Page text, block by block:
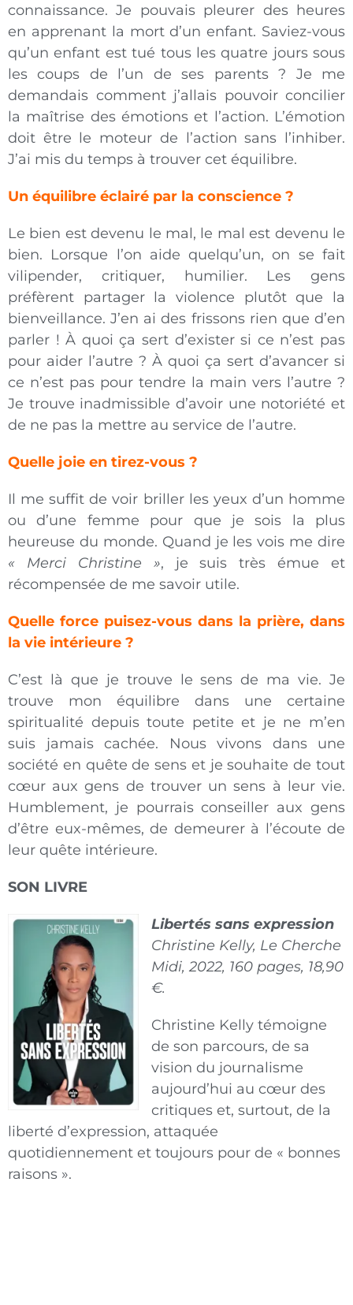
connaissance. Je pouvais pleurer des heures
en apprenant la mort d’un enfant. Saviez-vous
qu’un enfant est tué tous les quatre jours sous
les coups de l’un de ses parents ? Je me
demandais comment j’allais pouvoir concilier
la maîtrise des émotions et l’action. L’émotion
doit être le moteur de l’action sans l’inhiber.
J’ai mis du temps à trouver cet équilibre.
Un équilibre éclairé par la conscience ?
Le bien est devenu le mal, le mal est devenu le
bien. Lorsque l’on aide quelqu’un, on se fait
vilipender, critiquer, humilier. Les gens
préfèrent partager la violence plutôt que la
bienveillance. J’en ai des frissons rien que d’en
parler ! À quoi ça sert d’exister si ce n’est pas
pour aider l’autre ? À quoi ça sert d’avancer si
ce n’est pas pour tendre la main vers l’autre ?
Je trouve inadmissible d’avoir une notoriété et
de ne pas la mettre au service de l’autre.
Quelle joie en tirez-vous ?
Il me suffit de voir briller les yeux d’un homme
ou d’une femme pour que je sois la plus
heureuse du monde. Quand je les vois me dire
« Merci Christine », je suis très émue et
récompensée de me savoir utile.
Quelle force puisez-vous dans la prière, dans
la vie intérieure ?
C’est là que je trouve le sens de ma vie. Je
trouve mon équilibre dans une certaine
spiritualité depuis toute petite et je ne m’en
suis jamais cachée. Nous vivons dans une
société en quête de sens et je souhaite de tout
cœur aux gens de trouver un sens à leur vie.
Humblement, je pourrais conseiller aux gens
d’être eux-mêmes, de demeurer à l’écoute de
leur quête intérieure.
SON LIVRE
Libertés sans expression
Christine Kelly, Le Cherche
Midi, 2022, 160 pages, 18,90
€.
Christine Kelly témoigne
de son parcours, de sa
vision du journalisme
aujourd’hui au cœur des
critiques et, surtout, de la
liberté d’expression, attaquée
quotidiennement et toujours pour de « bonnes
raisons ».